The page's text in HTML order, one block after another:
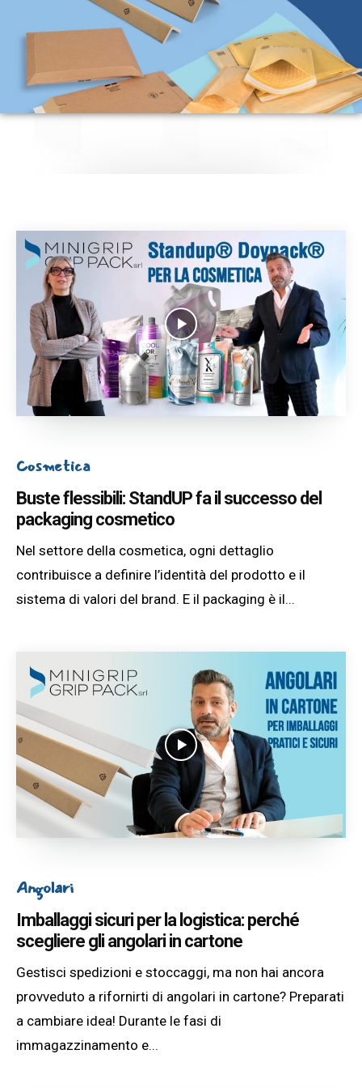
Cosmetica
Buste flessibili: StandUP fa il successo del
packaging cosmetico
Nel settore della cosmetica, ogni dettaglio
contribuisce a definire l’identità del prodotto e il
sistema di valori del brand. E il packaging è il...
Angolari
Imballaggi sicuri per la logistica: perché
scegliere gli angolari in cartone
Gestisci spedizioni e stoccaggi, ma non hai ancora
provveduto a rifornirti di angolari in cartone? Preparati
a cambiare idea! Durante le fasi di
immagazzinamento e...